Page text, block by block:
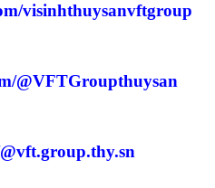
visinhthuysanvftgroup
@VFTGroupthuysan